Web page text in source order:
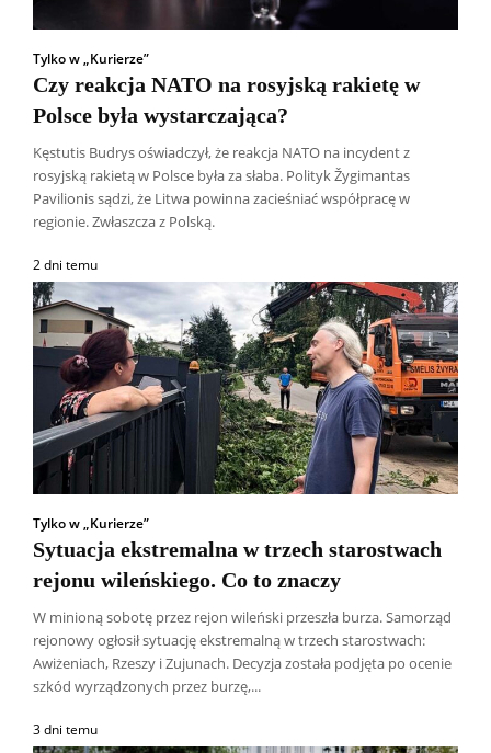
Tylko w „Kurierze”
Czy reakcja NATO na rosyjską rakietę w
Polsce była wystarczająca?
Kęstutis Budrys oświadczył, że reakcja NATO na incydent z
rosyjską rakietą w Polsce była za słaba. Polityk Žygimantas
Pavilionis sądzi, że Litwa powinna zacieśniać współpracę w
regionie. Zwłaszcza z Polską.
2 dni temu
Tylko w „Kurierze”
Sytuacja ekstremalna w trzech starostwach
rejonu wileńskiego. Co to znaczy
W minioną sobotę przez rejon wileński przeszła burza. Samorząd
rejonowy ogłosił sytuację ekstremalną w trzech starostwach:
Awiżeniach, Rzeszy i Zujunach. Decyzja została podjęta po ocenie
szkód wyrządzonych przez burzę,...
3 dni temu